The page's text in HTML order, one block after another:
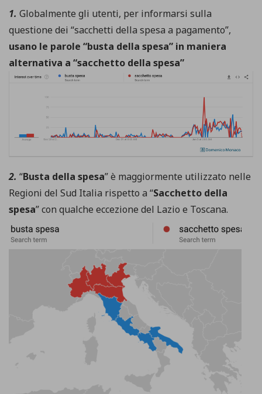
1. Globalmente gli utenti, per informarsi sulla
questione dei “sacchetti della spesa a pagamento”,
usano le parole “busta della spesa” in maniera
alternativa a “sacchetto della spesa”
2. “Busta della spesa” è maggiormente utilizzato nelle
Regioni del Sud Italia rispetto a “Sacchetto della
spesa” con qualche eccezione del Lazio e Toscana.